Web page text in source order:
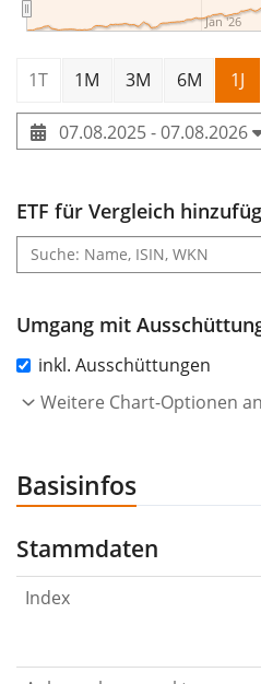
Jan '26
1T 1M 3M 6M 1J
07.08.2025 - 07.08.2026
ETF für Vergleich
Umgang mit
inkl. Ausschüttungen
Weitere Chart-Optionen
Basisinfos
Stammdaten
Index